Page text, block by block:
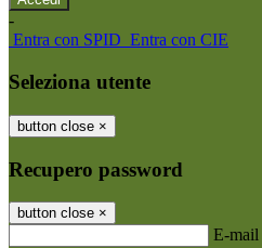
-
Entra con SPID Entra con CIE
Seleziona utente
button close ×
Recupero password
button close ×
E-mail